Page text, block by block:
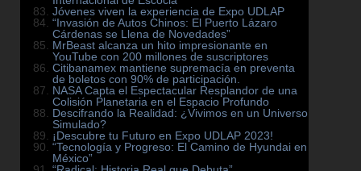
Jóvenes viven la experiencia de Expo UDLAP
“Invasión de Autos Chinos: El Puerto Lázaro
Cárdenas se Llena de Novedades”
MrBeast alcanza un hito impresionante en
YouTube con 200 millones de suscriptores
Citibanamex mantiene supremacía en preventa
de boletos con 90% de participación.
NASA Capta el Espectacular Resplandor de una
Colisión Planetaria en el Espacio Profundo
Descifrando la Realidad: ¿Vivimos en un Universo
Simulado?
¡Descubre tu Futuro en Expo UDLAP 2023!
“Tecnología y Progreso: El Camino de Hyundai en
México”